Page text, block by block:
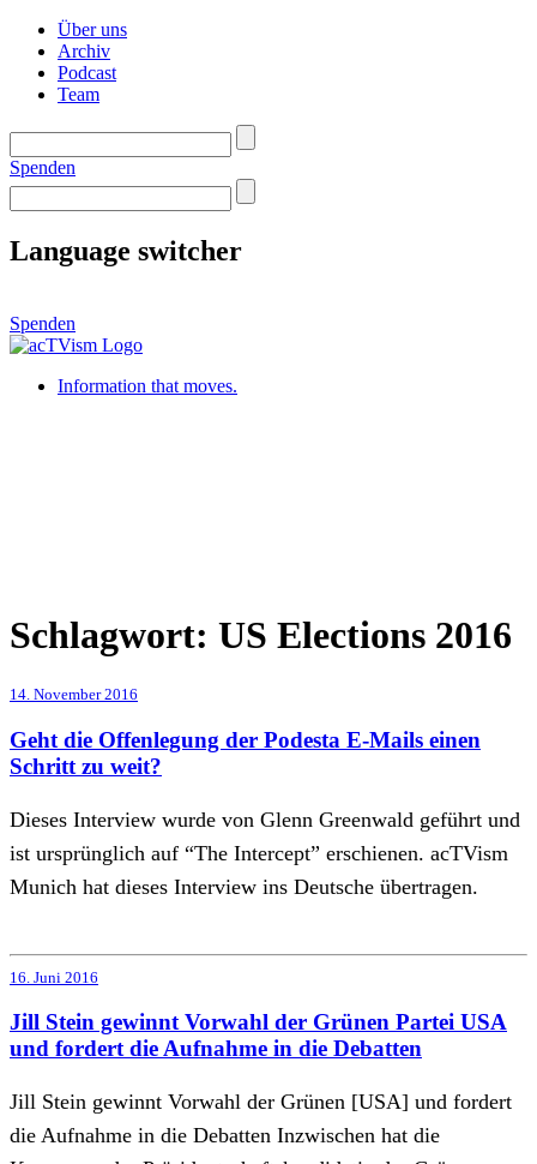
Über uns
Archiv
Podcast
Team
Spenden
Language switcher
Spenden
Information that moves.
Schlagwort: US Elections 2016
14. November 2016
Geht die Offenlegung der Podesta E-Mails einen
Schritt zu weit?
Dieses Interview wurde von Glenn Greenwald geführt und
ist ursprünglich auf “The Intercept” erschienen. acTVism
Munich hat dieses Interview ins Deutsche übertragen.
16. Juni 2016
Jill Stein gewinnt Vorwahl der Grünen Partei USA
und fordert die Aufnahme in die Debatten
Jill Stein gewinnt Vorwahl der Grünen [USA] und fordert
die Aufnahme in die Debatten Inzwischen hat die